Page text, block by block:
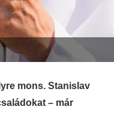
mons. Stanislav
– már